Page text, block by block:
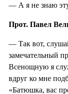
— А я не знаю
Прот. Павел
— Так вот,
замечательный
Всенощную я
вдруг ко мне
«Батюшка, вас